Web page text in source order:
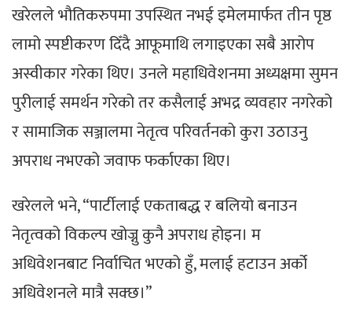
खरेलले भौतिकरुपमा उपस्थित नभई इमेलमार्फत तीन पृष्ठ
लामो स्पष्टीकरण दिँदै आफूमाथि लगाइएका सबै आरोप
अस्वीकार गरेका थिए। उनले महाधिवेशनमा अध्यक्षमा सुमन
पुरीलाई समर्थन गरेको तर कसैलाई अभद्र व्यवहार नगरेको
र सामाजिक सञ्जालमा नेतृत्व परिवर्तनको कुरा उठाउनु
अपराध नभएको जवाफ फर्काएका थिए।
खरेलले भने, “पार्टीलाई एकताबद्ध र बलियो बनाउन
नेतृत्वको विकल्प खोज्नु कुनै अपराध होइन। म
अधिवेशनबाट निर्वाचित भएको हुँ, मलाई हटाउन अर्को
अधिवेशनले मात्रै सक्छ।”